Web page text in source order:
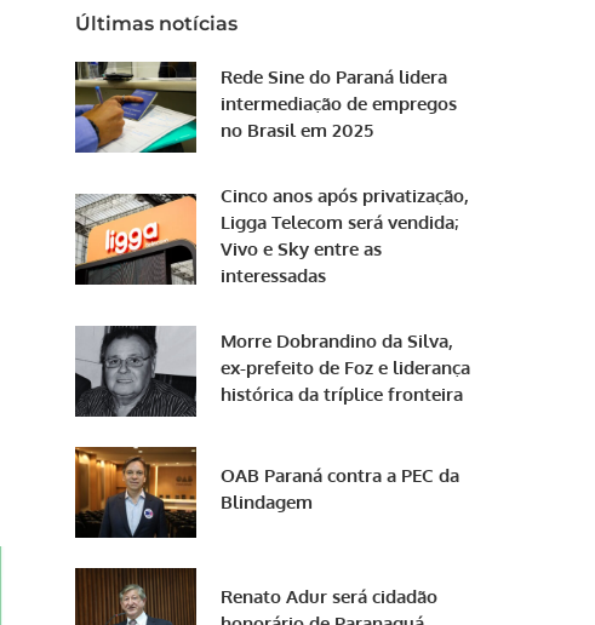
Últimas notícias
Rede Sine do Paraná lidera
intermediação de empregos
no Brasil em 2025
Cinco anos após privatização,
Ligga Telecom será vendida;
Vivo e Sky entre as
interessadas
Morre Dobrandino da Silva,
ex-prefeito de Foz e liderança
histórica da tríplice fronteira
OAB Paraná contra a PEC da
Blindagem
Renato Adur será cidadão